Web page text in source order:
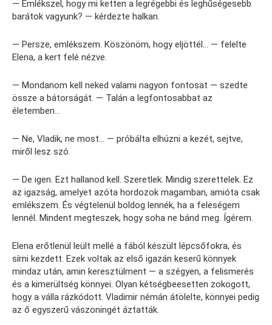
— Emlékszel, hogy mi ketten a legrégebbi és leghűségesebb
barátok vagyunk? — kérdezte halkan.
— Persze, emlékszem. Köszönöm, hogy eljöttél… — felelte
Elena, a kert felé nézve.
— Mondanom kell neked valami nagyon fontosat — szedte
össze a bátorságát. — Talán a legfontosabbat az
életemben…
— Ne, Vladik, ne most… — próbálta elhúzni a kezét, sejtve,
miről lesz szó.
— De igen. Ezt hallanod kell. Szeretlek. Mindig szerettelek. Ez
az igazság, amelyet azóta hordozok magamban, amióta csak
emlékszem. És végtelenül boldog lennék, ha a feleségem
lennél. Mindent megteszek, hogy soha ne bánd meg. Ígérem.
Elena erőtlenül leült mellé a fából készült lépcsőfokra, és
sírni kezdett. Ezek voltak az első igazán keserű könnyek
mindaz után, amin keresztülment — a szégyen, a felismerés
és a kimerültség könnyei. Olyan kétségbeesetten zokogott,
hogy a válla rázkódott. Vladimir némán átölelte, könnyei pedig
az ő egyszerű vászoningét áztatták.